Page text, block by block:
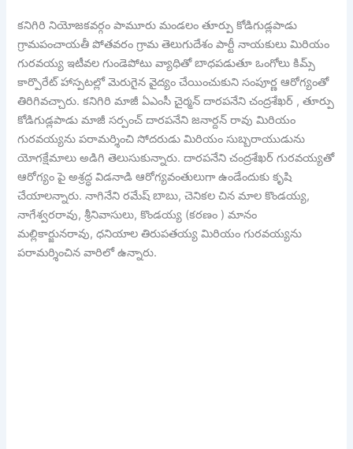
కనిగిరి నియోజకవర్గం పామూరు మండలం తూర్పు కోడిగుడ్లపాడు
గ్రామపంచాయతీ పోతవరం గ్రామ తెలుగుదేశం పార్టీ నాయకులు మిరియం
గురవయ్య ఇటీవల గుండెపోటు వ్యాధితో బాధపడుతూ ఒంగోలు కిమ్స్
కార్పొరేట్ హాస్పటల్లో మెరుగైన వైద్యం చేయించుకుని సంపూర్ణ ఆరోగ్యంతో
తిరిగివచ్చారు. కనిగిరి మాజీ ఏఎంసీ చైర్మన్ దారపనేని చంద్రశేఖర్ , తూర్పు
కోడిగుడ్లపాడు మాజీ సర్పంచ్ దారపనేని జనార్దన్ రావు మిరియం
గురవయ్యను పరామర్శించి సోదరుడు మిరియం సుబ్బరాయుడును
యోగక్షేమాలు అడిగి తెలుసుకున్నారు. దారపనేని చంద్రశేఖర్ గురవయ్యతో
ఆరోగ్యం పై అశ్రద్ధ విడనాడి ఆరోగ్యవంతులుగా ఉండేందుకు కృషి
చేయాలన్నారు. నాగినేని రమేష్ బాబు, చెనికల చిన మాల కొండయ్య,
నాగేశ్వరరావు, శ్రీనివాసులు, కొండయ్య (కరణం ) మానం
మల్లికార్జునరావు, ధనియాల తిరుపతయ్య మిరియం గురవయ్యను
పరామర్శించిన వారిలో ఉన్నారు.